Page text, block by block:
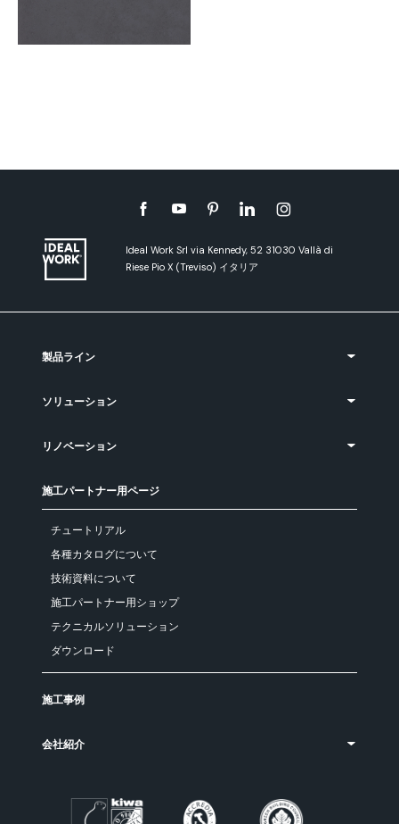
Ideal Work Srl via Kennedy, 52 31030 Vallà di
Riese Pio X (Treviso) イタリア
製品ライン
ソリューション
リノベーション
施工パートナー用ページ
チュートリアル
各種カタログについて
技術資料について
施工パートナー用ショップ
テクニカルソリューション
ダウンロード
施工事例
会社紹介